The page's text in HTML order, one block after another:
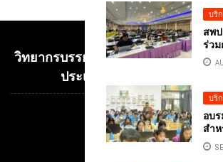
บริ
สพ
ร่ว
อบ
เท
ทาง
ผู้ท
อ.ด
สุข
อนุ
บริ
อบ
สำ
วิทย
ทักษ
วิทยากรบรรยาย E-COMMERCE เพื่อ
ประเทศ อ.ดร.ต้นรัก ธวัชชัย